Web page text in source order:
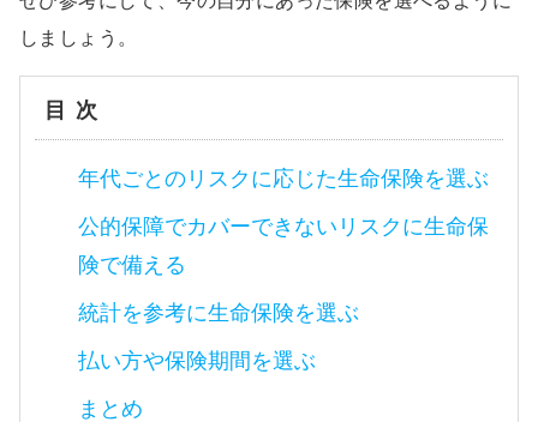
しましょう。
目次
年代ごとのリスクに応じた生命保険を選ぶ
公的保障でカバーできないリスクに生命保
険で備える
統計を参考に生命保険を選ぶ
払い方や保険期間を選ぶ
まとめ